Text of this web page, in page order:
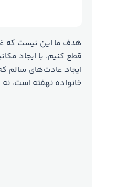
هدف ما این نیست که
قطع کنیم. با ایجاد
ایجاد عادت‌های سالم
خانواده نهفته است،